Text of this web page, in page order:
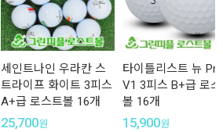
세인트나인 우라칸 스
트라이프 화이트 3피스
A+급 로스트볼 16개
25,700원
타이틀리스트 뉴 Pro
V1 3피스 B+급 로
볼 16개
15,900원